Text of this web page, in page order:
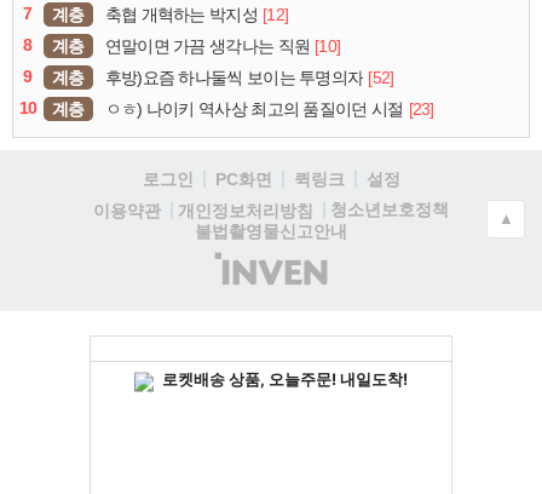
7
계층 축협 개혁하는 박지성 [12]
8
계층 연말이면 가끔 생각나는 직원 [10]
9
계층 후방)요즘 하나둘씩 보이는 투명의자 [52]
10
계층 ㅇㅎ) 나이키 역사상 최고의 품질이던 시절 [23]
로그인 PC화면 퀵링크
설정
이용약관
개인정보처리방침
청소년보호정책
불법촬영물신고안내
(주)
인
▲